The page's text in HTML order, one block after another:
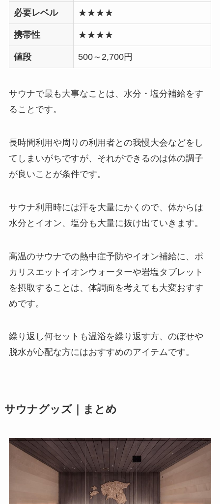
必要レベル ★★★★
携帯性 ★★★★
値段 500～2,700円
サウナで最も大事なことは、水分・塩分補給をす
ることです。
長時間利用や周りの利用者との我慢大会などをし
てしまいがちですが、それができるのは体の調子
が良いことが条件です。
サウナ利用時には汗を大量にかくので、体からは
水分とイオン、塩分も大量に抜け出ていきます。
高温のサウナでの熱中症予防やイオン補給に、ポ
カリスエットイオンウォーターや岩塩タブレット
を摂取することは、体調面を考えても大変おすす
めです。
繰り返し何セットも温浴を繰り返す方、のぼせや
脱水が心配な方にはおすすめのアイテムです。
サウナグッズ｜まとめ